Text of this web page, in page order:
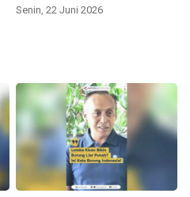
Senin, 22 Juni 2026